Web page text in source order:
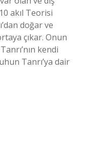
akıl Teorisi
doğar ve
çıkar. Onun
kendi
Tanrı’ya dair